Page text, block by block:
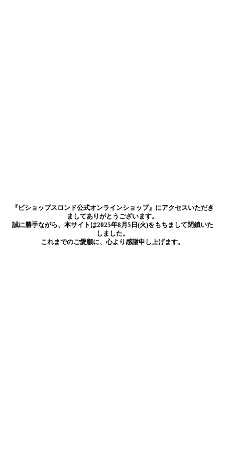
『ビショップスロンド公式オンラインショップ』にアクセスいただき
ましてありがとうございます。
誠に勝手ながら、本サイトは2025年8月5日(火)をもちまして閉鎖いた
しました。
これまでのご愛顧に、心より感謝申し上げます。